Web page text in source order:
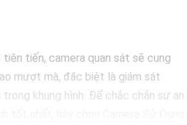
tiến, camera quan sát sẽ cung
mượt mà, đặc biệt là giám sát
khung hình. Để chắc chắn sự an